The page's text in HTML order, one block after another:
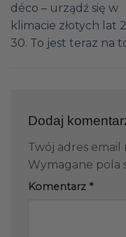
déco – urządź się w
klimacie złotych lat
30. To jest teraz na
Dodaj
Twój adres
Wymagane pola
Komentarz *